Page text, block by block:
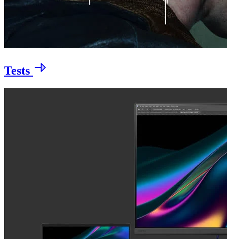
Tests